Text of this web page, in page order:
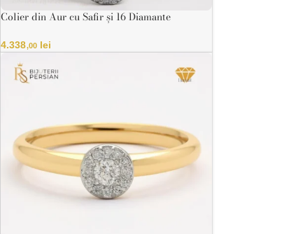
Colier din Aur cu Safir și 16 Diamante
4.338,00 lei